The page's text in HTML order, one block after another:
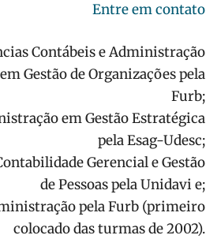
Entre em contato
Contábeis e Administração
Gestão de Organizações pela
Furb;
em Gestão Estratégica
pela Esag-Udesc;
Gerencial e Gestão
de Pessoas pela Unidavi e;
pela Furb (primeiro
colocado das turmas de 2002).